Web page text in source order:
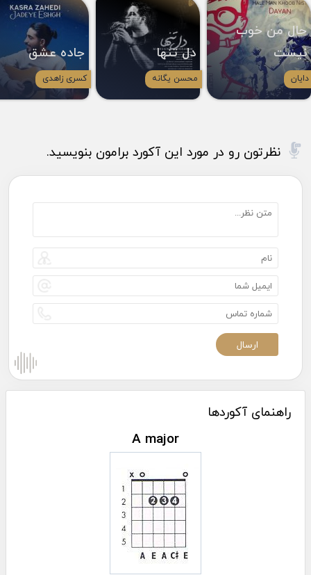
حال من خوب
نیست
دایان
دل تنها
محسن یگانه
جاده عشق
کسری زاهدی
نظرتون رو در مورد این آکورد برامون بنویسید.
راهنمای آکوردها
A major